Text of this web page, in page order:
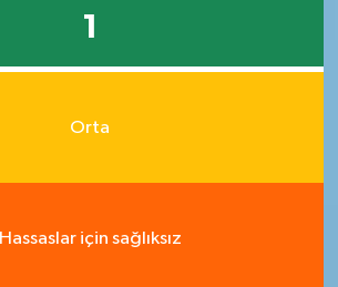
1
Orta
Hassaslar için sağlıksız